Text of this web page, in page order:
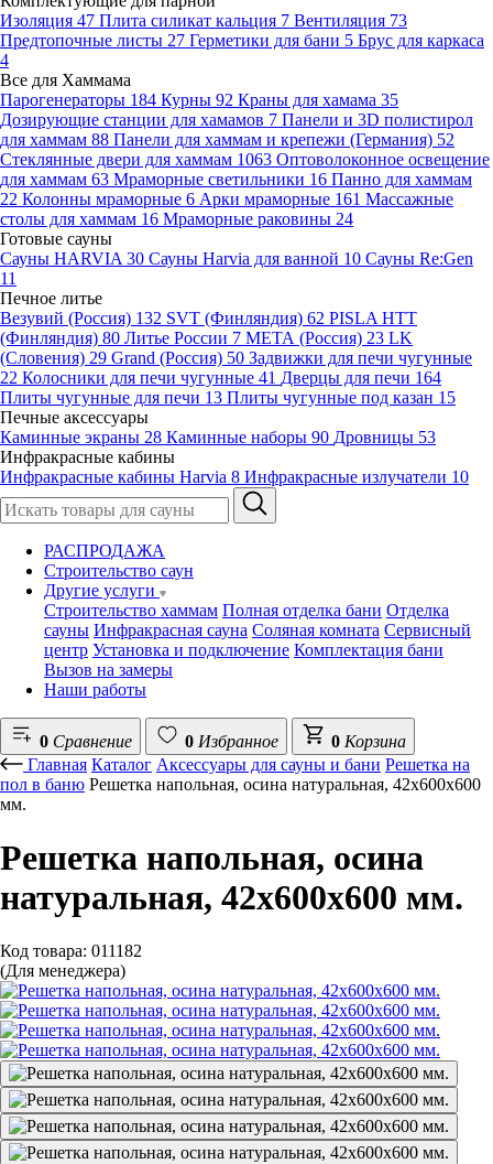
Изоляция 47 Плита силикат кальция 7 Вентиляция 73
Предтопочные листы 27 Герметики для бани 5 Брус для каркаса
4
Все для Хаммама
Парогенераторы 184 Курны 92 Краны для хамама 35
Дозирующие станции для хамамов 7 Панели и 3D полистирол
для хаммам 88 Панели для хаммам и крепежи (Германия) 52
Стеклянные двери для хаммам 1063 Оптоволоконное освещение
для хаммам 63 Мраморные светильники 16 Панно для хаммам
22 Колонны мраморные 6 Арки мраморные 161 Массажные
столы для хаммам 16 Мраморные раковины 24
Готовые сауны
Сауны HARVIA 30 Сауны Harvia для ванной 10 Сауны Re:Gen
11
Печное литье
Везувий (Россия) 132 SVT (Финляндия) 62 PISLA HTT
(Финляндия) 80 Литье России 7 МЕТА (Россия) 23 LK
(Словения) 29 Grand (Россия) 50 Задвижки для печи чугунные
22 Колосники для печи чугунные 41 Дверцы для печи 164
Плиты чугунные для печи 13 Плиты чугунные под казан 15
Печные аксессуары
Каминные экраны 28 Каминные наборы 90 Дровницы 53
Инфракрасные кабины
Инфракрасные кабины Harvia 8 Инфракрасные излучатели 10
РАСПРОДАЖА
Строительство саун
Другие услуги
Строительство хаммам Полная отделка бани Отделка
сауны Инфракрасная сауна Соляная комната Сервисный
центр Установка и подключение Комплектация бани
Вызов на замеры
Наши работы
0 Сравнение 0 Избранное 0 Корзина
Главная Каталог Аксессуары для сауны и бани Решетка на
пол в баню Решетка напольная, осина натуральная, 42х600х600
мм.
Решетка напольная, осина
натуральная, 42х600х600 мм.
Код товара: 011182
(Для менеджера)